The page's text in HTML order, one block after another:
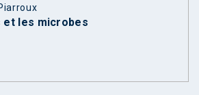
et les microbes